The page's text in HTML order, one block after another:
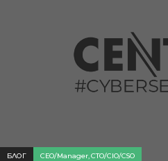
БЛОГ CEO/Manager,CTO/CIO/CSO